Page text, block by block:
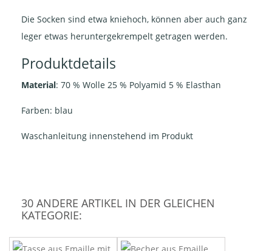
Die Socken sind etwa kniehoch, können aber auch ganz
leger etwas heruntergekrempelt getragen werden.
Produktdetails
Material: 70 % Wolle 25 % Polyamid 5 % Elasthan
Farben: blau
Waschanleitung innenstehend im Produkt
30 ANDERE ARTIKEL IN DER GLEICHEN
KATEGORIE: